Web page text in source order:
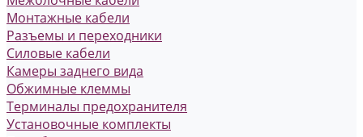
Монтажные кабели
Разъемы и переходники
Силовые кабели
Камеры заднего вида
Обжимные клеммы
Терминалы предохранителя
Установочные комплекты